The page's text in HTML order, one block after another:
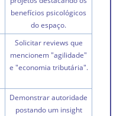
benefícios psicológicos
do espaço.
Solicitar reviews que
mencionem "agilidade"
e "economia tributária".
Demonstrar autoridade
postando um insight